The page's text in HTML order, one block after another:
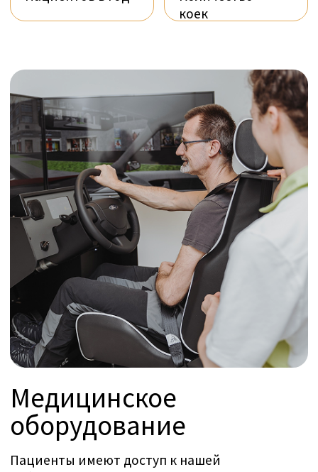
объективных и измеримых стандартов и
изучение новых технологий, предназначенных
Измерение успеха
лечения
Каждый пациент получает полностью
персонализированную программу
нейрореабилитации. Прогресс отслеживается
через регулярные промежутки времени с
использованием стандартизированного
протокола оценки.
Междисциплинарная команда, включающая
инженеров и исследователей, использует эти
результаты для точной настройки терапии и
корректировки оборудования в соответствии
с меняющимися потребностями пациента.
независимости и улучшает восстановление.